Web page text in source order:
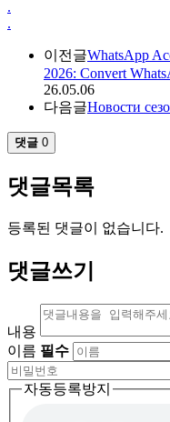
.
.
이전글WhatsApp
2026: Convert
26.05.06
다음글Новости
댓글 0
댓글목록
등록된 댓글이 없습니다.
댓글쓰기
내용
이름 필수
자동등록방지